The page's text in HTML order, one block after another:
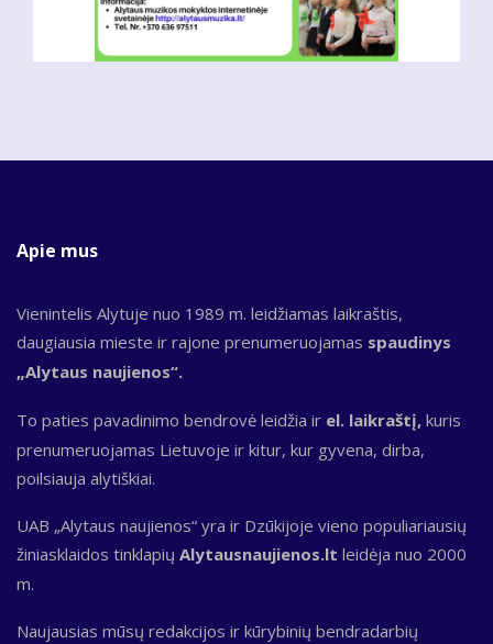
Apie mus
Vienintelis Alytuje nuo 1989 m. leidžiamas laikraštis,
daugiausia mieste ir rajone prenumeruojamas spaudinys
„Alytaus naujienos“.
To paties pavadinimo bendrovė leidžia ir el. laikraštį, kuris
prenumeruojamas Lietuvoje ir kitur, kur gyvena, dirba,
poilsiauja alytiškiai.
UAB „Alytaus naujienos“ yra ir Dzūkijoje vieno populiariausių
žiniasklaidos tinklapių Alytausnaujienos.lt leidėja nuo 2000
m.
Naujausias mūsų redakcijos ir kūrybinių bendradarbių